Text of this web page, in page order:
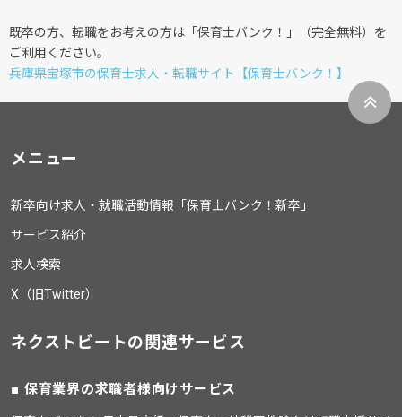
既卒の方、転職をお考えの方は「保育士バンク！」（完全無料）を
ご利用ください。
兵庫県宝塚市の保育士求人・転職サイト【保育士バンク！】
メニュー
新卒向け求人・就職活動情報「保育士バンク！新卒」
サービス紹介
求人検索
X（旧Twitter）
ネクストビートの関連サービス
保育業界の求職者様向けサービス